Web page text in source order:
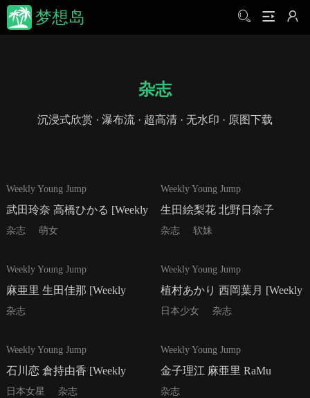
梦想岛
杂志
沉浸式欣赏 · 瀑布流 · 超高清 · 无水印 · 原图下载
Weekly Young Jump
武田玲奈 高橋ひかる [Weekly
Young Jump] 2016年No.06-07
杂志 萌女
Weekly Young Jump
生田絵梨花 北野日奈子
[Weekly Young Jump] 2016年
杂志 软妹
Weekly Young Jump
麻亜里 生田佳那 [Weekly
Young Jump 週刊ヤングジャ
杂志
Weekly Young Jump
植村あかり 西岡葉月 [Weekly
Young Jump] 2016年No.10 写
日本少女 杂志
Weekly Young Jump
石川恋 倉持由香 [Weekly
Young Jump] 2016年No.11 写
日本女星 杂志
Weekly Young Jump
金子理江 麻亜里 RaMu
[Weekly Young Jump] 2016年
杂志